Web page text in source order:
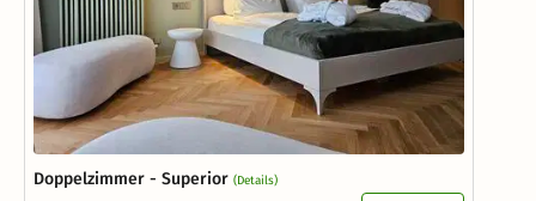
Doppelzimmer - Superior (Details)